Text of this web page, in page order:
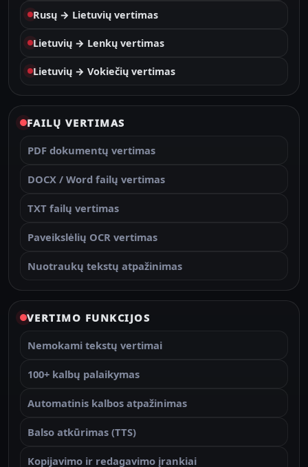
Rusų → Lietuvių vertimas
Lietuvių → Lenkų vertimas
Lietuvių → Vokiečių vertimas
FAILŲ VERTIMAS
PDF dokumentų vertimas
DOCX / Word failų vertimas
TXT failų vertimas
Paveikslėlių OCR vertimas
Nuotraukų tekstų atpažinimas
VERTIMO FUNKCIJOS
Nemokami tekstų vertimai
100+ kalbų palaikymas
Automatinis kalbos atpažinimas
Balso atkūrimas (TTS)
Kopijavimo ir redagavimo įrankiai